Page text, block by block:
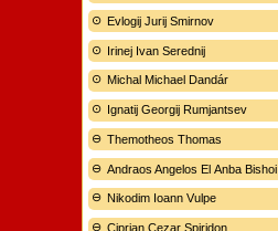
Evlogij Jurij Smirnov
Irinej Ivan Serednij
Michal Michael Dandár
Ignatij Georgij Rumjantsev
Themotheos Thomas
Andraos Angelos El Anba Bishoi
Nikodim Ioann Vulpe
Ciprian Cezar Spiridon